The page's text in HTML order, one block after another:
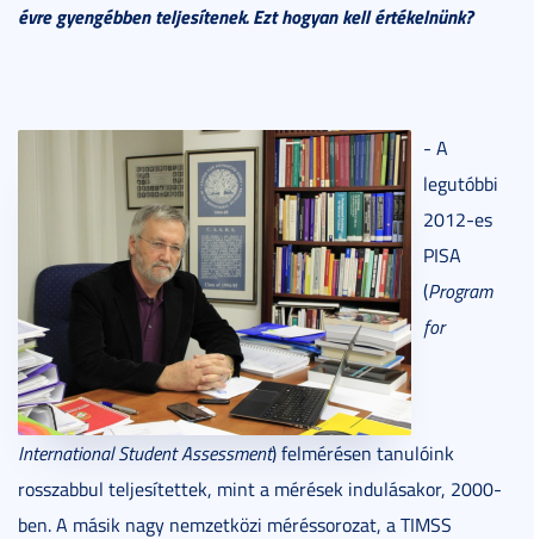
évre gyengébben teljesítenek. Ezt hogyan kell értékelnünk?
- A
legutóbbi
2012-es
PISA
(Program
for
International Student Assessment) felmérésen tanulóink
rosszabbul teljesítettek, mint a mérések indulásakor, 2000-
ben. A másik nagy nemzetközi méréssorozat, a TIMSS